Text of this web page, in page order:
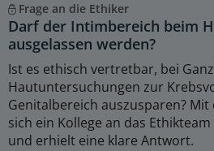
Frage an die Ethiker
Darf der Intimbereich beim
ausgelassen werden?
Ist es ethisch vertretbar, bei
Hautuntersuchungen zur
Genitalbereich auszusparen? Mit
sich ein Kollege an das
und erhielt eine klare Antwort.